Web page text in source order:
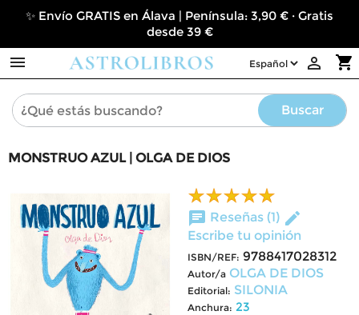
✨ Envío GRATIS en Álava | Península: 3,90 € · Gratis
desde 39 €
 shopping_cart

Buscar
MONSTRUO AZUL | OLGA DE DIOS
chat Reseñas (1) edit
Escribe tu opinión
ISBN/REF: 9788417028312
Autor/a OLGA DE DIOS
Editorial: SILONIA
Anchura: 23